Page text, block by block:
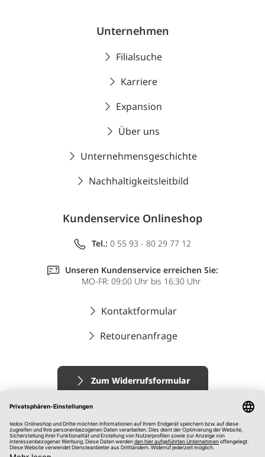
Unternehmen
Filialsuche
Karriere
Expansion
Über uns
Unternehmensgeschichte
Nachhaltigkeitsleitbild
Kundenservice Onlineshop
Tel.: 0 55 93 - 80 29 77 12
Unseren Kundenservice erreichen Sie:
MO-FR: 09:00 Uhr bis 16:30 Uhr
Kontaktformular
Retourenanfrage
Zum Widerrufsformular
Impressum
AGB